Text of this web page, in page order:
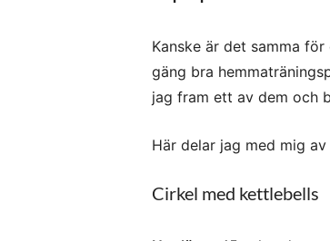
Kanske är det samma
gäng bra
jag fram ett av dem och
Här delar jag med mig
Cirkel med kettlebells